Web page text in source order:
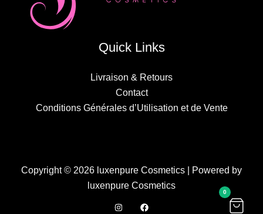
Quick Links
Livraison & Retours
Contact
Conditions Générales d’Utilisation et de Vente
Copyright © 2026 luxenpure Cosmetics | Powered by
luxenpure Cosmetics
0